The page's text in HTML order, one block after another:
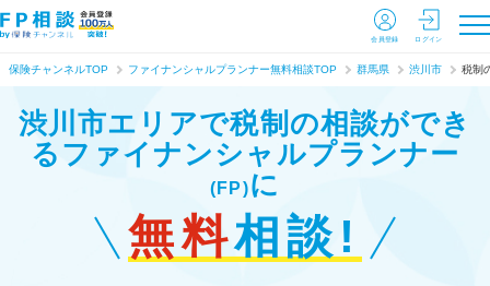
会員登録 ログイン
保険チャンネルTOP ファイナンシャルプランナー無料相談TOP 群馬県 渋川市 税制
渋川市エリアで税制の相談ができ
る ファイナンシャルプランナー
(FP)に
無料相談!